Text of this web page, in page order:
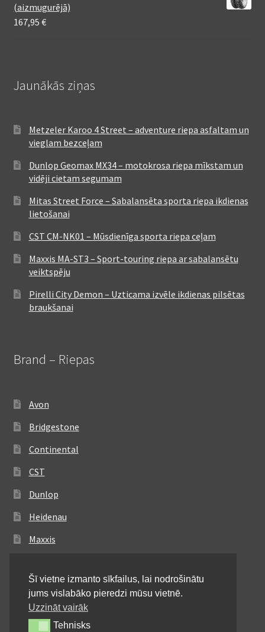
(aizmugurējā)
167,95 €
Jaunākās ziņas
Metzeler Karoo 4 Street – adventure riepa asfaltam un
vieglam bezceļam
Dunlop Geomax MX34 – motokrosa riepa mīkstam un
vidēji cietam segumam
Mitas Street Force – Sabalansēta sporta riepa ikdienas
lietošanai
CST CM-NK01 – Mūsdienīga sporta riepa ceļam
Maxxis MA-ST3 – Sport-touring riepa ar sabalansētu
veiktspēju
Pirelli City Demon – Uzticama izvēle ikdienas pilsētas
braukšanai
Brand – Riepas
Avon
Bridgestone
Continental
CST
Dunlop
Heidenau
Maxxis
Michelin
Mitas
Pirelli
Šī vietne izmanto sīkfailus, lai nodrošinātu
jums vislabāko pieredzi mūsu vietnē.
Uzzināt vairāk
TehnisksTehnisks